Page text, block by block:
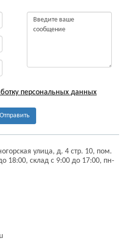
персональных данных
Отправить
улица, д. 4 стр. 10, пом.
18:00, склад с 9:00 до 17:00, пн-